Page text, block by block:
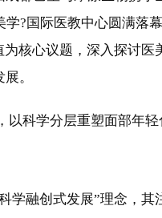
?国际医教中心圆满落
核心议题，深入探讨医
。
学融创式发展”理念，